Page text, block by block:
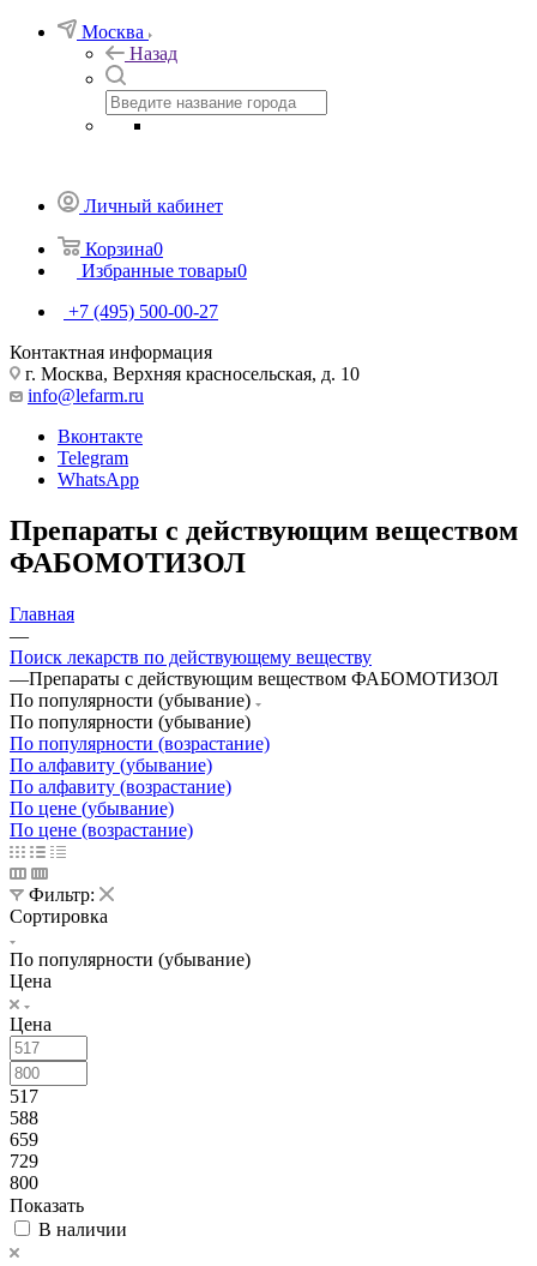
Москва
Назад
Личный кабинет
Корзина0
Избранные товары0
+7 (495) 500-00-27
Контактная информация
г. Москва, Верхняя красносельская, д. 10
info@lefarm.ru
Вконтакте
Telegram
WhatsApp
Препараты с действующим веществом
ФАБОМОТИЗОЛ
Главная
—
Поиск лекарств по действующему веществу
—Препараты с действующим веществом ФАБОМОТИЗОЛ
По популярности (убывание)
По популярности (убывание)
По популярности (возрастание)
По алфавиту (убывание)
По алфавиту (возрастание)
По цене (убывание)
По цене (возрастание)
Фильтр:
Сортировка
По популярности (убывание)
Цена
Цена
517
588
659
729
800
Показать
В наличии